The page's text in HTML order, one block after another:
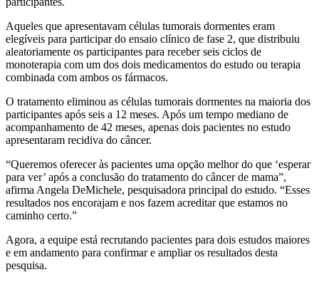
Aqueles que apresentavam células tumorais dormentes eram
elegíveis para participar do ensaio clínico de fase 2, que distribuiu
aleatoriamente os participantes para receber seis ciclos de
monoterapia com um dos dois medicamentos do estudo ou terapia
combinada com ambos os fármacos.
O tratamento eliminou as células tumorais dormentes na maioria dos
participantes após seis a 12 meses. Após um tempo mediano de
acompanhamento de 42 meses, apenas dois pacientes no estudo
apresentaram recidiva do câncer.
“Queremos oferecer às pacientes uma opção melhor do que ‘esperar
para ver’ após a conclusão do tratamento do câncer de mama”,
afirma Angela DeMichele, pesquisadora principal do estudo. “Esses
resultados nos encorajam e nos fazem acreditar que estamos no
caminho certo.”
Agora, a equipe está recrutando pacientes para dois estudos maiores
e em andamento para confirmar e ampliar os resultados desta
pesquisa.